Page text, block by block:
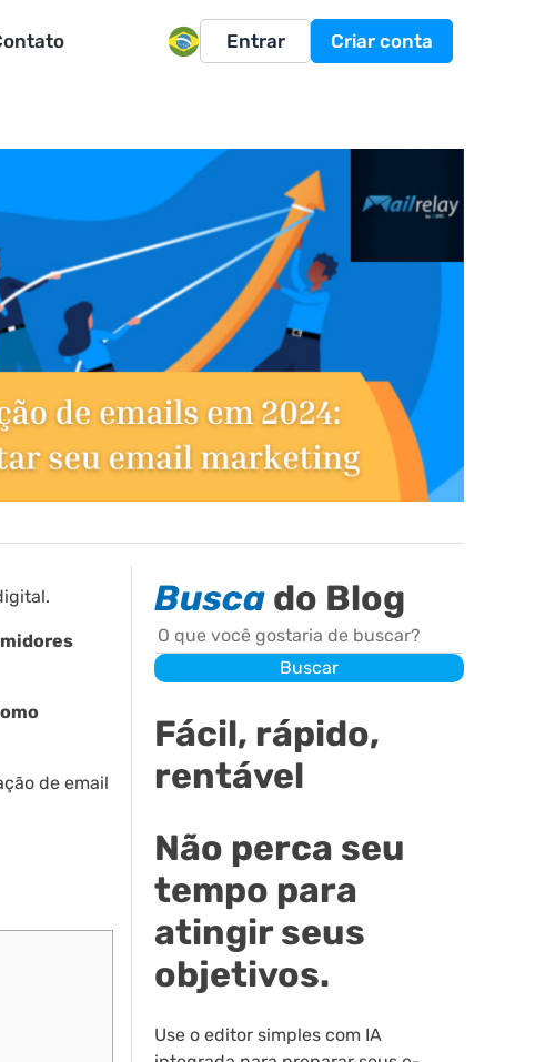
Entrar Criar conta
de email
Buscado Blog
Buscar
Buscar
Fácil, rápido,
rentável
Não perca seu
tempo para
atingir seus
objetivos.
Use o editor simples com IA